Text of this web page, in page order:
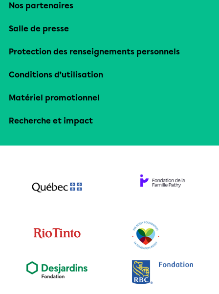
Nos partenaires
Salle de presse
Protection des renseignements personnels
Conditions d’utilisation
Matériel promotionnel
Recherche et impact